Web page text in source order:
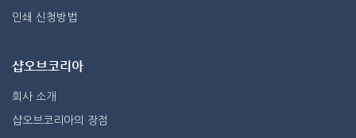
인쇄 신청방법
샵오브코리아
회사 소개
샵오브코리아의 장점